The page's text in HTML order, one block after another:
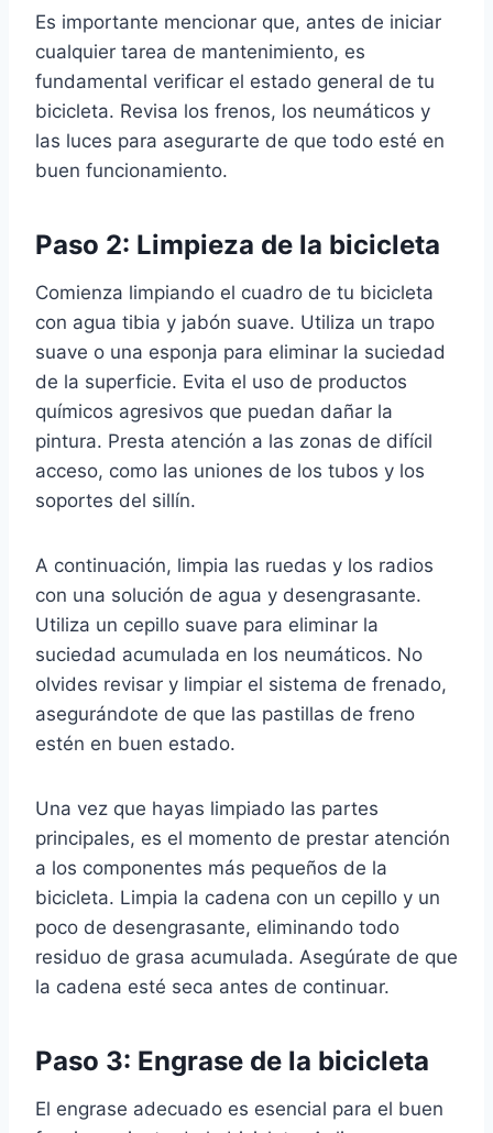
Es importante mencionar que, antes de iniciar
cualquier tarea de mantenimiento, es
fundamental verificar el estado general de tu
bicicleta. Revisa los frenos, los neumáticos y
las luces para asegurarte de que todo esté en
buen funcionamiento.
Paso 2: Limpieza de la bicicleta
Comienza limpiando el cuadro de tu bicicleta
con agua tibia y jabón suave. Utiliza un trapo
suave o una esponja para eliminar la suciedad
de la superficie. Evita el uso de productos
químicos agresivos que puedan dañar la
pintura. Presta atención a las zonas de difícil
acceso, como las uniones de los tubos y los
soportes del sillín.
A continuación, limpia las ruedas y los radios
con una solución de agua y desengrasante.
Utiliza un cepillo suave para eliminar la
suciedad acumulada en los neumáticos. No
olvides revisar y limpiar el sistema de frenado,
asegurándote de que las pastillas de freno
estén en buen estado.
Una vez que hayas limpiado las partes
principales, es el momento de prestar atención
a los componentes más pequeños de la
bicicleta. Limpia la cadena con un cepillo y un
poco de desengrasante, eliminando todo
residuo de grasa acumulada. Asegúrate de que
la cadena esté seca antes de continuar.
Paso 3: Engrase de la bicicleta
El engrase adecuado es esencial para el buen